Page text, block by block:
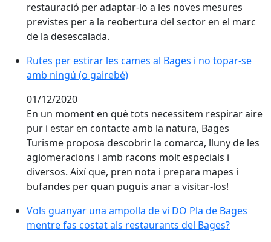
restauració per adaptar-lo a les noves mesures
previstes per a la reobertura del sector en el marc
de la desescalada.
Rutes per estirar les cames al Bages i no topar-se
amb ningú (o gairebé)
01/12/2020
En un moment en què tots necessitem respirar aire
pur i estar en contacte amb la natura, Bages
Turisme proposa descobrir la comarca, lluny de les
aglomeracions i amb racons molt especials i
diversos. Així que, pren nota i prepara mapes i
bufandes per quan puguis anar a visitar-los!
Vols guanyar una ampolla de vi DO Pla de Bages
mentre fas costat als restaurants del Bages?